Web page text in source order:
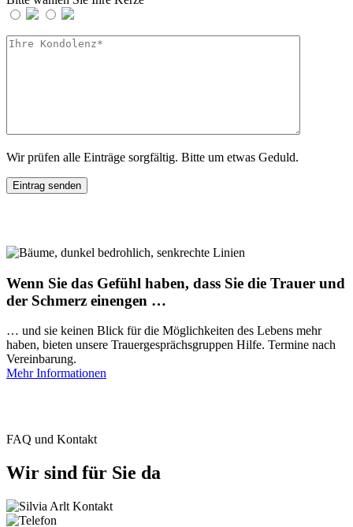
Wir prüfen alle Einträge sorgfältig. Bitte um etwas Geduld.
Wenn Sie das Gefühl haben, dass Sie die Trauer und
der Schmerz einengen …
… und sie keinen Blick für die Möglichkeiten des Lebens mehr
haben, bieten unsere Trauergesprächsgruppen Hilfe. Termine nach
Vereinbarung.
Mehr Informationen
FAQ und Kontakt
Wir sind für Sie da